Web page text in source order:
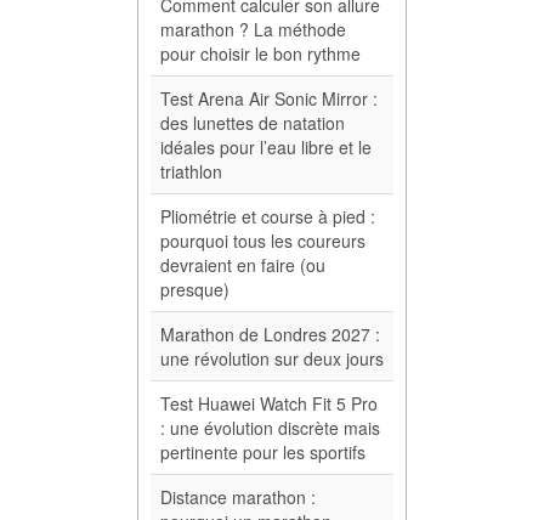
marathon ? La méthode
pour choisir le bon rythme
Test Arena Air Sonic Mirror :
des lunettes de natation
idéales pour l’eau libre et le
triathlon
Pliométrie et course à pied :
pourquoi tous les coureurs
devraient en faire (ou
presque)
Marathon de Londres 2027 :
une révolution sur deux jours
Test Huawei Watch Fit 5 Pro
: une évolution discrète mais
pertinente pour les sportifs
Distance marathon :